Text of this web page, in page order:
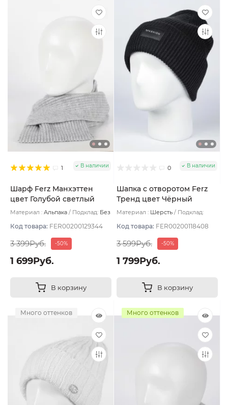
1 В наличии
Шарф Ferz Манхэттен
цвет Голубой светлый
Материал : Альпака Подклад: Без
Код товара: FER00200129344
3 399Руб. -50%
1 699Руб.
В корзину
0 В наличии
Шапка с отворотом Ferz
Тренд цвет Чёрный
Материал : Шерсть
Подклад:
Код товара: FER00200118408
3 599Руб. -50%
1 799Руб.
В корзину
Много оттенков Много оттенков